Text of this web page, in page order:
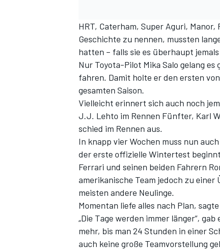
SPORTWAGEN
HRT, Caterham, Super Aguri,
Geschichte zu nennen, mussten
hatten – falls sie es überhaupt
Nur Toyota-Pilot Mika Salo gelang
fahren. Damit holte er den ersten
gesamten Saison.
Vielleicht erinnert sich auch noch
J.J. Lehto im Rennen Fünfter, Karl
schied im Rennen aus.
In knapp vier Wochen muss nun
der erste offizielle Wintertest
Ferrari und seinen beiden Fahrern
amerikanische Team jedoch zu
meisten andere Neulinge.
Momentan liefe alles nach Plan,
„Die Tage werden immer länger“,
mehr, bis man 24 Stunden in einer
auch keine große Teamvorstellung